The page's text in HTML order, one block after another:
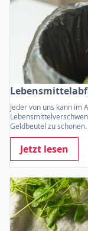
Jeder von uns kann im
Geldbeutel zu schonen.
Jetzt lesen